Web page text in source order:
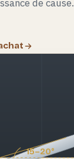
de cause.
15–20°